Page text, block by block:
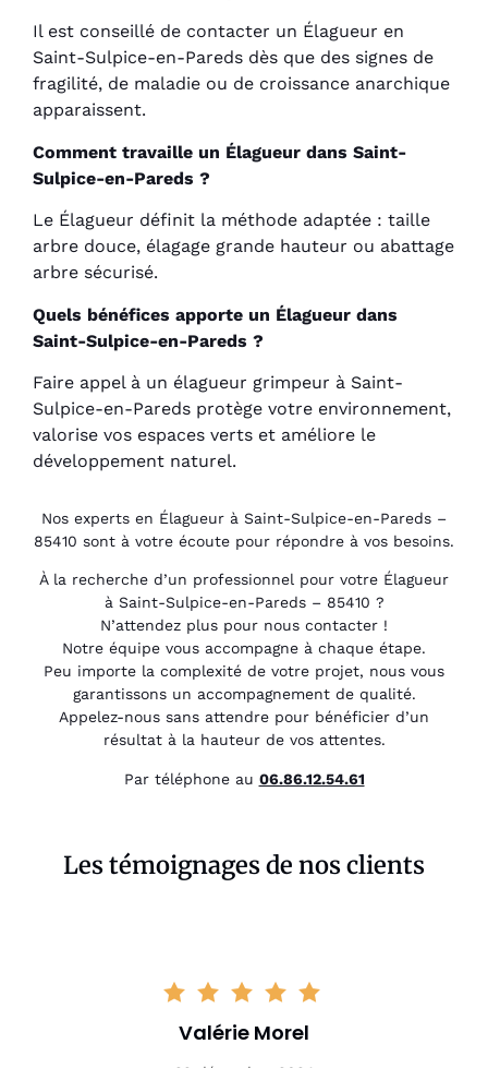
Il est conseillé de contacter un Élagueur en
Saint-Sulpice-en-Pareds dès que des signes de
fragilité, de maladie ou de croissance anarchique
apparaissent.
Comment travaille un Élagueur dans Saint-
Sulpice-en-Pareds ?
Le Élagueur définit la méthode adaptée : taille
arbre douce, élagage grande hauteur ou abattage
arbre sécurisé.
Quels bénéfices apporte un Élagueur dans
Saint-Sulpice-en-Pareds ?
Faire appel à un élagueur grimpeur à Saint-
Sulpice-en-Pareds protège votre environnement,
valorise vos espaces verts et améliore le
développement naturel.
Nos experts en Élagueur à Saint-Sulpice-en-Pareds –
85410 sont à votre écoute pour répondre à vos besoins.
À la recherche d’un professionnel pour votre Élagueur
à Saint-Sulpice-en-Pareds – 85410 ?
N’attendez plus pour nous contacter !
Notre équipe vous accompagne à chaque étape.
Peu importe la complexité de votre projet, nous vous
garantissons un accompagnement de qualité.
Appelez-nous sans attendre pour bénéficier d’un
résultat à la hauteur de vos attentes.
Par téléphone au 06.86.12.54.61
Les témoignages de nos clients
Valérie Morel